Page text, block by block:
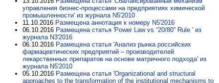
управления бизнес-процессами на предприятиях химической
промышленности' из журнала N5'2010
11.10.2016 Размещена аннотация к номеру N5'2016
06.10.2016 Размещена статья 'Power Law vs “20/80” Rule ' из
журнала N3'2016
06.10.2016 Размещена статья 'Анализ рынка российских
фармацевтических предприятий – производителей
лекарственных препаратов на основе матричного подхода' из
журнала N5'2010
05.10.2016 Размещена статья 'Organizational and structural
approaches to the transformation of the institutional mechanisms to